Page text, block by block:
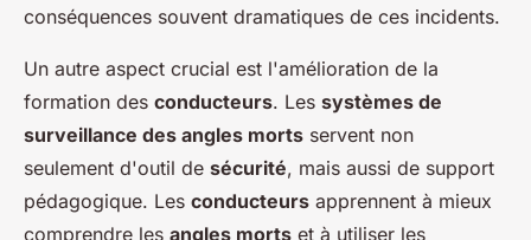
conséquences souvent dramatiques de ces incidents.
Un autre aspect crucial est l'amélioration de la
formation des conducteurs. Les systèmes de
surveillance des angles morts servent non
seulement d'outil de sécurité, mais aussi de support
pédagogique. Les conducteurs apprennent à mieux
comprendre les angles morts et à utiliser les